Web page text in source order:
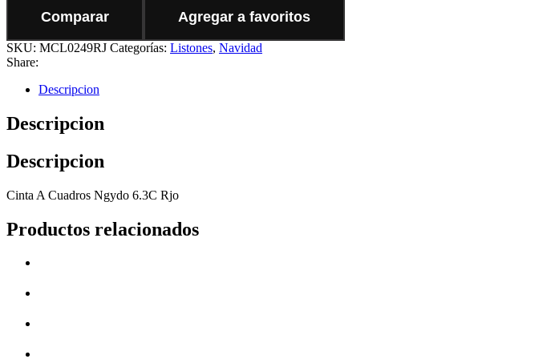
Comparar Agregar a favoritos
SKU: MCL0249RJ Categorías: Listones, Navidad
Share:
Descripcion
Descripcion
Descripcion
Cinta A Cuadros Ngydo 6.3C Rjo
Productos relacionados